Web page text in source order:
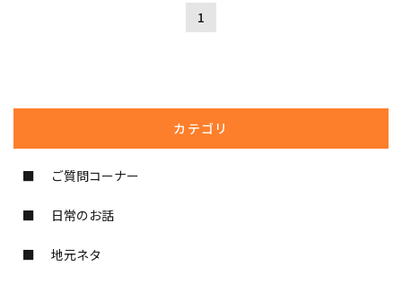
1
カテゴリ
ご質問コーナー
日常のお話
地元ネタ